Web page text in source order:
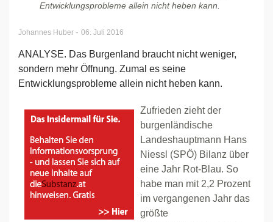
Entwicklungsprobleme allein nicht heben kann.
Johannes Huber - 06. Juli 2016
ANALYSE. Das Burgenland braucht nicht weniger,
sondern mehr Öffnung. Zumal es seine
Entwicklungsprobleme allein nicht heben kann.
Zufrieden zieht der
burgenländische
Landeshauptmann Hans
Niessl (SPÖ) Bilanz über
eine Jahr Rot-Blau. So
habe man mit 2,2 Prozent
im vergangenen Jahr das
größte